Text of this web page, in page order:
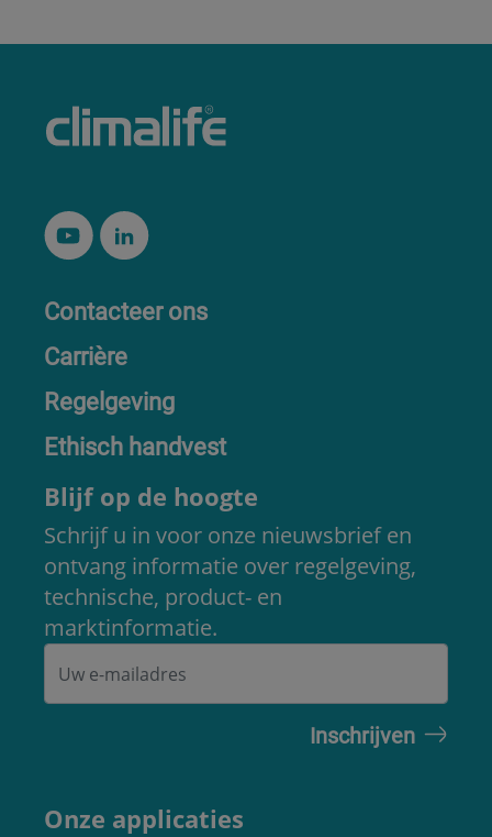
Contacteer ons
Carrière
Regelgeving
Ethisch handvest
Blijf op de hoogte
Schrijf u in voor onze nieuwsbrief en
ontvang informatie over regelgeving,
technische, product- en
marktinformatie.
Onze applicaties